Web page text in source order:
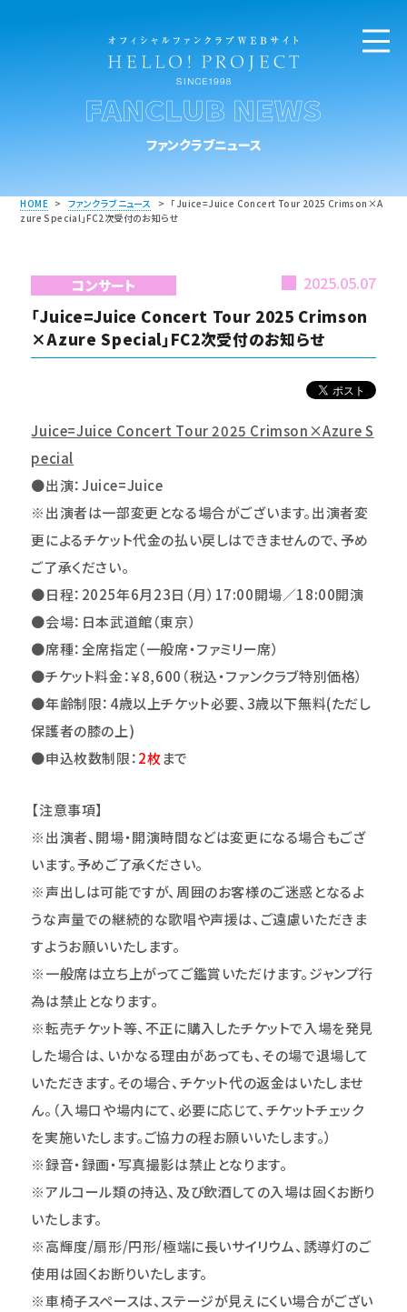
FANCLUB NEWS
ファンクラブニュース
HOME > ファンクラブニュース > 「Juice=Juice Concert Tour 2025 Crimson×A
zure Special」FC2次受付のお知らせ
コンサート 2025.05.07
「Juice=Juice Concert Tour 2025 Crimson
×Azure Special」FC2次受付のお知らせ
Juice=Juice Concert Tour 2025 Crimson×Azure S
pecial
●出演：Juice=Juice
※出演者は一部変更となる場合がございます。出演者変
更によるチケット代金の払い戻しはできませんので、予め
ご了承ください。
●日程：2025年6月23日（月）17:00開場／18:00開演
●会場：日本武道館（東京）
●席種：全席指定（一般席・ファミリー席）
●チケット料金：￥8,600 （税込・ファンクラブ特別価格）
●年齢制限：4歳以上チケット必要、3歳以下無料(ただし
保護者の膝の上)
●申込枚数制限：2枚まで
【注意事項】
※出演者、開場・開演時間などは変更になる場合もござ
います。予めご了承ください。
※声出しは可能ですが、周囲のお客様のご迷惑となるよ
うな声量での継続的な歌唱や声援は、ご遠慮いただきま
すようお願いいたします。
※一般席は立ち上がってご鑑賞いただけます。ジャンプ行
為は禁止となります。
※転売チケット等、不正に購入したチケットで入場を発見
した場合は、いかなる理由があっても、その場で退場して
いただきます。その場合、チケット代の返金はいたしませ
ん。（入場口や場内にて、必要に応じて、チケットチェック
を実施いたします。ご協力の程お願いいたします。）
※録音・録画・写真撮影は禁止となります。
※アルコール類の持込、及び飲酒しての入場は固くお断り
いたします。
※高輝度/扇形/円形/極端に長いサイリウム、誘導灯のご
使用は固くお断りいたします。
※車椅子スペースは、ステージが見えにくい場合がござい